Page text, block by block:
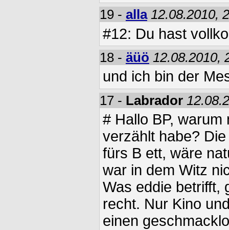
19 - alla 12.08.2010,
#12: Du hast
18 - äüö 12.08.2010,
und ich bin der
17 - Labrador
# Hallo BP,
verzählt habe?
fürs B ett, wäre
war in dem Witz
Was eddie betrifft,
recht. Nur Kino
einen